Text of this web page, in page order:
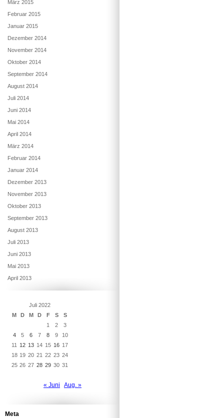
März 2015
Februar 2015
Januar 2015
Dezember 2014
November 2014
Oktober 2014
September 2014
August 2014
Juli 2014
Juni 2014
Mai 2014
April 2014
März 2014
Februar 2014
Januar 2014
Dezember 2013
November 2013
Oktober 2013
September 2013
August 2013
Juli 2013
Juni 2013
Mai 2013
April 2013
Juli 2022
M
D M D F S
S
1
2
3
4
5 6 7 8 9
10
11
12 13 14 15 16 17
18 19 20 21 22 23 24
25 26 27 28 29 30 31
« Juni Aug. »
Meta